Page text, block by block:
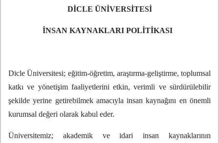
DİCLE ÜNİVERSİTESİ
İNSAN KAYNAKLARI POLİTİKASI
Dicle Üniversitesi; eğitim-öğretim, araştırma-geliştirme, toplumsal
katkı ve yönetişim faaliyetlerini etkin, verimli ve sürdürülebilir
şekilde yerine getirebilmek amacıyla insan kaynağını en önemli
kurumsal değeri olarak kabul eder.
Üniversitemiz; akademik ve idari insan kaynaklarının